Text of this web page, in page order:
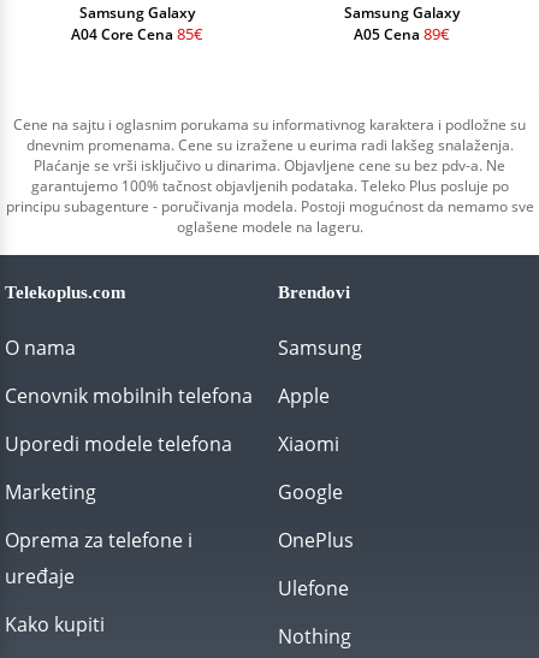
Samsung Galaxy
A04 Core Cena 85€
Samsung Galaxy
A05 Cena 89€
Cene na sajtu i oglasnim porukama su informativnog karaktera i podložne su
dnevnim promenama. Cene su izražene u eurima radi lakšeg snalaženja.
Plaćanje se vrši isključivo u dinarima. Objavljene cene su bez pdv-a. Ne
garantujemo 100% tačnost objavljenih podataka. Teleko Plus posluje po
principu subagenture - poručivanja modela. Postoji mogućnost da nemamo sve
oglašene modele na lageru.
Telekoplus.com
O nama
Cenovnik mobilnih telefona
Uporedi modele telefona
Marketing
Oprema za telefone i
uređaje
Kako kupiti
Brendovi
Samsung
Apple
Xiaomi
Google
OnePlus
Ulefone
Nothing